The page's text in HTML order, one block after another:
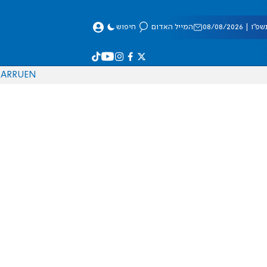
08/2026 המייל האדום חיפוש
EN
RU
AR